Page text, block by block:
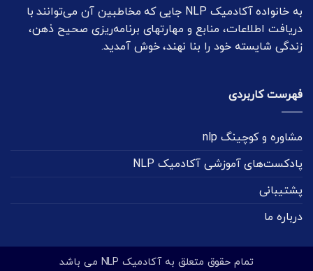
به خانواده آکادمیک NLP جایی که مخاطبین آن می‌توانند با
دریافت اطلاعات، منابع و مهارتهای برنامه‌ریزی صحیح ذهن،
زندگی شایسته خود را بنا نهند، خوش آمدید.
فهرست کاربردی
مشاوره و کوچینگ nlp
پادکست‌های آموزشی آکادمیک NLP
پشتیبانی
درباره ما
تمام حقوق متعلق به آکادمیک NLP می باشد